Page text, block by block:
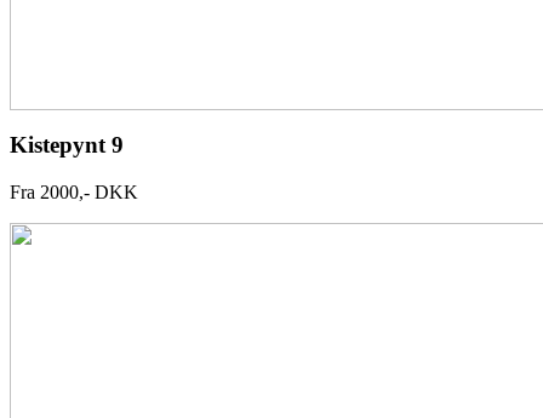
Kistepynt 9
Fra 2000,- DKK